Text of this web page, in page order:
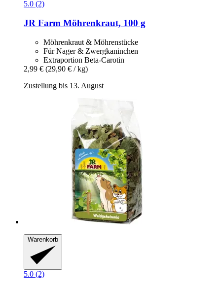
5.0 (2)
JR Farm Möhrenkraut, 100 g
Möhrenkraut & Möhrenstücke
Für Nager & Zwergkaninchen
Extraportion Beta-Carotin
2,99 € (29,90 € / kg)
Zustellung bis 13. August
Warenkorb
5.0 (2)